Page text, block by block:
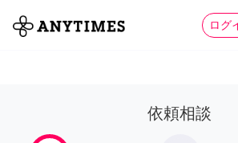
ログ
全て 家
依頼相談